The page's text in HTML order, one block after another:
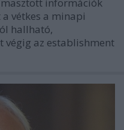
vétkes a minapi
hallható,
az establishment